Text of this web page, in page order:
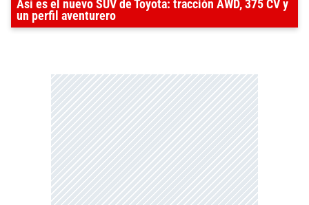
Así es el nuevo SUV de Toyota: tracción AWD, 375 CV y
un perfil aventurero